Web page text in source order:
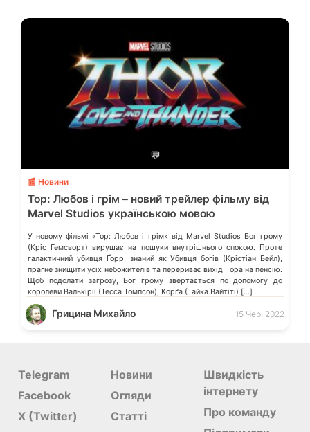
💬
📰 Новини
Тор: Любов і грім – новий трейлер фільму від
Marvel Studios українською мовою
У новому фільмі «Тор: Любов і грім» від Marvel Studios Бог грому
(Кріс Гемсворт) вирушає на пошуки внутрішнього спокою. Проте
галактичний убивця Ґорр, знаний як Убивця богів (Крістіан Бейл),
прагне знищити усіх небожителів та перериває вихід Тора на пенсію.
Щоб подолати загрозу, Бог грому звертається по допомогу до
королеви Валькірії (Тесса Томпсон), Корґа (Тайка Вайтіті) […]
Грицина Михайло 15 Чер, 2022
Telegram
Facebook
X (Twitter)
Новини
Огляди
Статті
Швидкість
інтернету
Про команду